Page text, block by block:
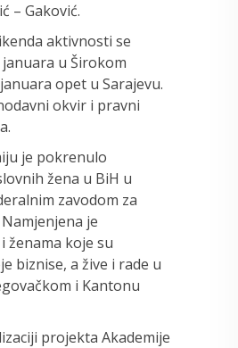
– Gaković.
aktivnosti se
u Širokom
opet u Sarajevu.
okvir i pravni
je pokrenulo
žena u BiH u
zavodom za
je
ženama koje su
biznise, a žive i rade u
i Kantonu
projekta Akademije